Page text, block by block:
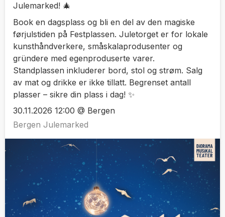
Julemarked! 🎄
Book en dagsplass og bli en del av den magiske
førjulstiden på Festplassen. Juletorget er for lokale
kunsthåndverkere, småskalaprodusenter og
gründere med egenproduserte varer.
Standplassen inkluderer bord, stol og strøm. Salg
av mat og drikke er ikke tillatt. Begrenset antall
plasser – sikre din plass i dag! ✨
30.11.2026 12:00 @ Bergen
Bergen Julemarked